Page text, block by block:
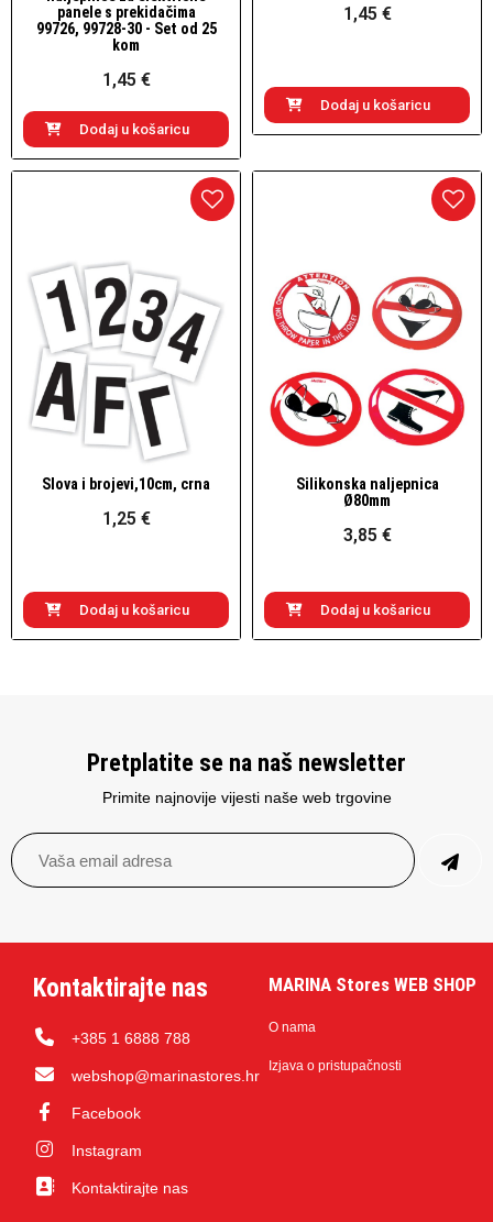
panele s prekidačima
99726, 99728-30 - Set od 25
kom
1,45 €
Dodaj u košaricu
1,45 €
Dodaj u košaricu
Brzi pogled
Slova i brojevi,10cm, crna
1,25 €
Dodaj u košaricu
Brzi pogled
Silikonska naljepnica
Ø80mm
3,85 €
Dodaj u košaricu
Pretplatite se na naš newsletter
Primite najnovije vijesti naše web trgovine
Kontaktirajte nas
+385 1 6888 788
webshop@marinastores.hr
Facebook
Instagram
Kontaktirajte nas
MARINA Stores WEB SHOP
O nama
Izjava o pristupačnosti